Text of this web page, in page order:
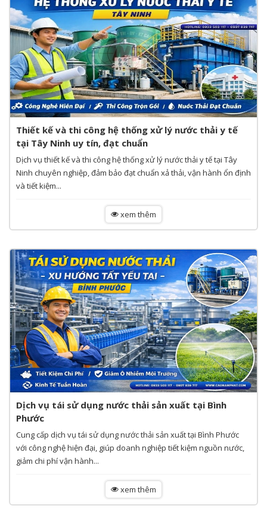
Thiết kế và thi công hệ thống xử lý nước thải y tế
tại Tây Ninh uy tín, đạt chuẩn
Dịch vụ thiết kế và thi công hệ thống xử lý nước thải y tế tại Tây
Ninh chuyên nghiệp, đảm bảo đạt chuẩn xả thải, vận hành ổn định
và tiết kiệm...
xem thêm
Dịch vụ tái sử dụng nước thải sản xuất tại Bình
Phước
Cung cấp dịch vụ tái sử dụng nước thải sản xuất tại Bình Phước
với công nghệ hiện đại, giúp doanh nghiệp tiết kiệm nguồn nước,
giảm chi phí vận hành...
xem thêm